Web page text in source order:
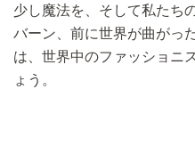
少し魔法を、そして私たち
バーン、前に世界が曲がっ
は、世界中のファッショニ
ょう。